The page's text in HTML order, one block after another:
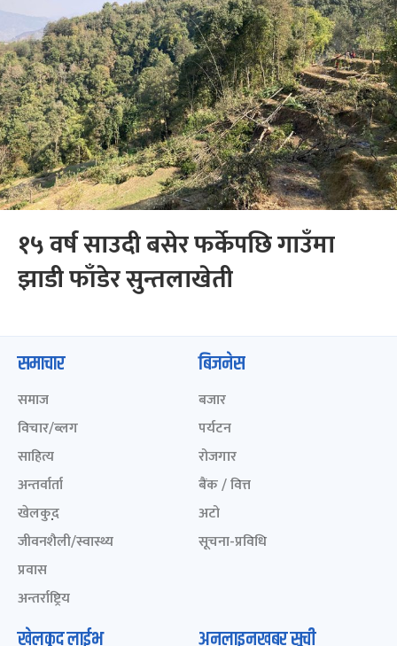
१५ वर्ष साउदी बसेर फर्केपछि गाउँमा
झाडी फाँडेर सुन्तलाखेती
समाचार
समाज
विचार/ब्लग
साहित्य
अन्तर्वार्ता
खेलकुद़़
जीवनशैली/स्वास्थ्य
प्रवास
अन्तर्राष्ट्रिय
बिजनेस
बजार
पर्यटन
रोजगार
बैंक / वित्त
अटो
सूचना-प्रविधि
खेलकुद लाईभ अनलाइनखबर सूची